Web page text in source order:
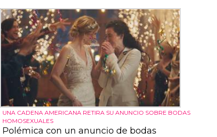
UNA CADENA AMERICANA RETIRA SU ANUNCIO SOBRE BODAS
HOMOSEXUALES
Polémica con un anuncio de bodas